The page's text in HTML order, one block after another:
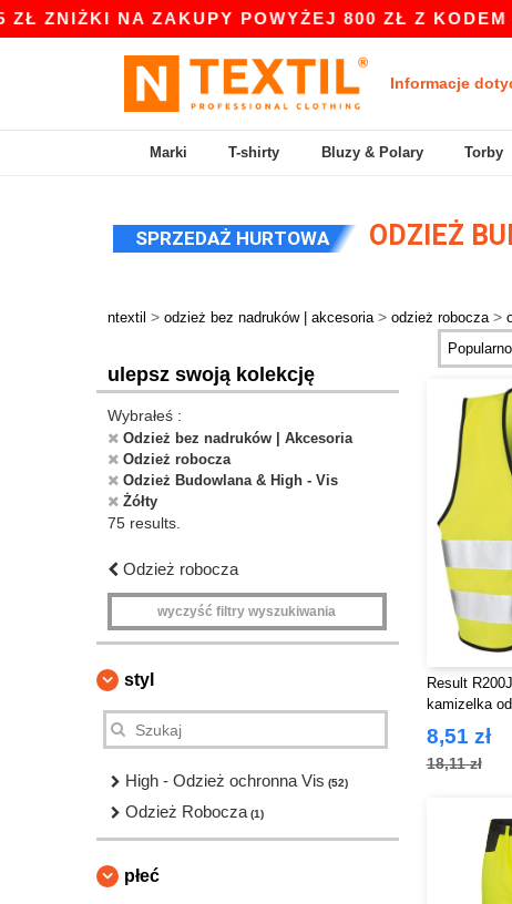
ZAKUPY POWYŻEJ 800 ZŁ Z KODEM APP10 -
Informacje
Marki T-shirty Bluzy & Polary Torby
SPRZEDAŻ HURTOWA ODZIEŻ
ntextil > odzież bez nadruków | akcesoria > odzież robocza >
ulepsz swoją kolekcję
Wybrałeś :
Odzież bez nadruków | Akcesoria
Odzież robocza
Odzież Budowlana & High - Vis
Żółty
75 results.
Odzież robocza
wyczyść filtry wyszukiwania
styl
High - Odzież ochronna Vis (52)
Odzież Robocza (1)
płeć
Result
kamizelka
8,51 zł
18,11 zł